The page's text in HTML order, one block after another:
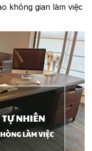
không gian làm việc